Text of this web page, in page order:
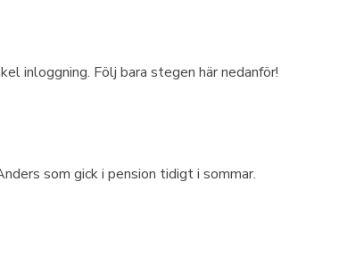
inloggning. Följ bara stegen här nedanför!
som gick i pension tidigt i sommar.